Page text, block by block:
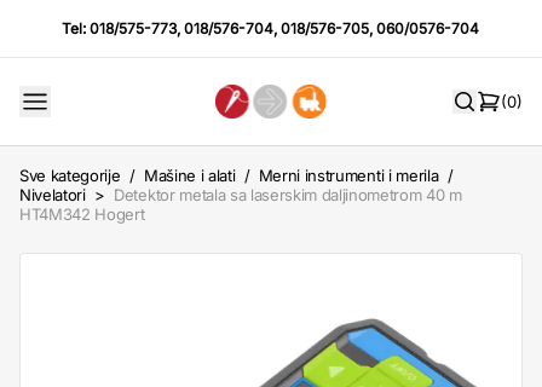
Tel:018/575-773,018/576-704,018/576-705,060/0576-704
(0)
Sve kategorije / Mašine i alati / Merni instrumenti i merila /
Nivelatori > Detektor metala sa laserskim daljinometrom 40 m
HT4M342 Hogert